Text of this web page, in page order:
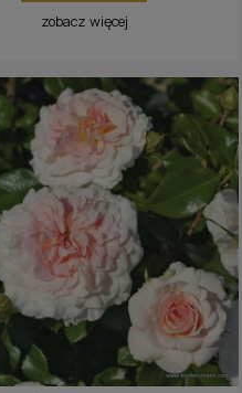
zobacz więcej